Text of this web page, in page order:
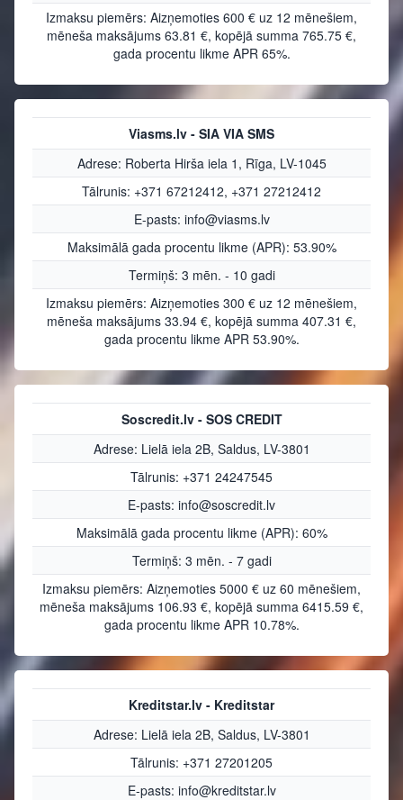
Izmaksu piemērs: Aizņemoties 600 € uz 12 mēnešiem,
mēneša maksājums 63.81 €, kopējā summa 765.75 €,
gada procentu likme APR 65%.
Viasms.lv - SIA VIA SMS
Adrese: Roberta Hirša iela 1, Rīga, LV-1045
Tālrunis: +371 67212412, +371 27212412
E-pasts: info@viasms.lv
Maksimālā gada procentu likme (APR): 53.90%
Termiņš: 3 mēn. - 10 gadi
Izmaksu piemērs: Aizņemoties 300 € uz 12 mēnešiem,
mēneša maksājums 33.94 €, kopējā summa 407.31 €,
gada procentu likme APR 53.90%.
Soscredit.lv - SOS CREDIT
Adrese: Lielā iela 2B, Saldus, LV-3801
Tālrunis: +371 24247545
E-pasts: info@soscredit.lv
Maksimālā gada procentu likme (APR): 60%
Termiņš: 3 mēn. - 7 gadi
Izmaksu piemērs: Aizņemoties 5000 € uz 60 mēnešiem,
mēneša maksājums 106.93 €, kopējā summa 6415.59 €,
gada procentu likme APR 10.78%.
Kreditstar.lv - Kreditstar
Adrese: Lielā iela 2B, Saldus, LV-3801
Tālrunis: +371 27201205
E-pasts: info@kreditstar.lv